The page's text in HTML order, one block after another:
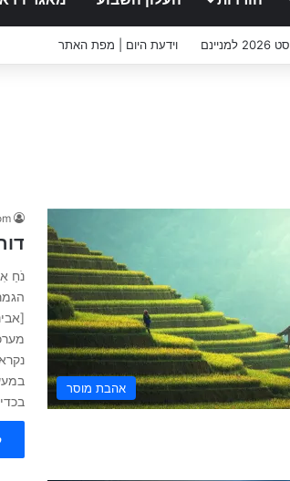
וידעת היום | מפת האתר
אהבת מוסר
נֹחַ